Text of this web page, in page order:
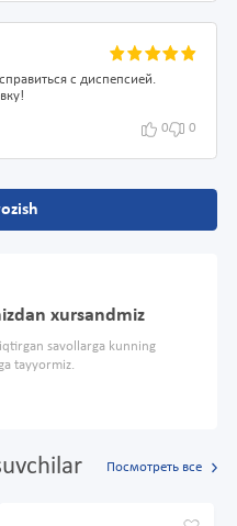
с диспепсией.
0 0
xursandmiz
savollarga kunning
tayyormiz.
Посмотреть все